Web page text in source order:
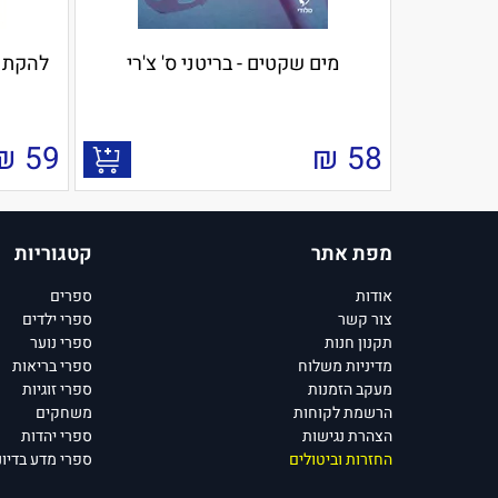
מים שקטים - בריטני ס' צ'רי
58
₪
להקת רד הוט
59
מפת אתר
אודות
צור קשר
תקנון חנות
מדיניות משלוח
מעקב הזמנות
הרשמת לקוחות
הצהרת נגישות
החזרות וביטולים
קטגוריות
ספרים
ספרי ילדים
ספרי נוער
ספרי בריאות
ספרי זוגיות
משחקים
ספרי יהדות
ספרי מדע